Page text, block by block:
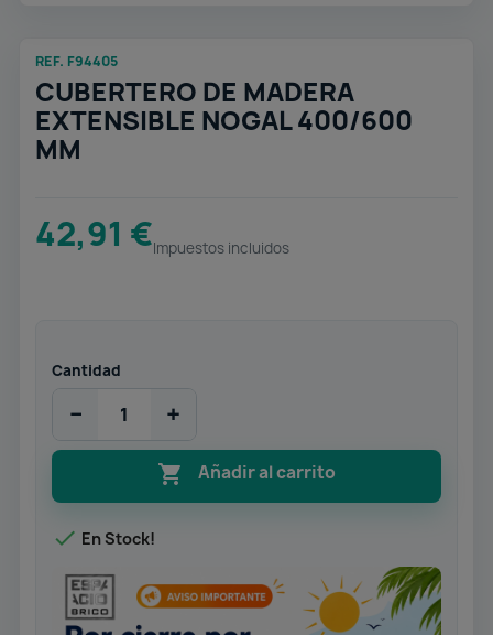
REF. F94405
CUBERTERO DE MADERA
EXTENSIBLE NOGAL 400/600
MM
42,91 €Impuestos incluidos
Cantidad
− +
 Añadir al carrito
 En Stock!